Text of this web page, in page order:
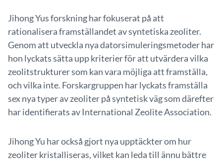
Jihong Yus forskning har fokuserat på att
rationalisera framställandet av syntetiska zeoliter.
Genom att utveckla nya datorsimuleringsmetoder har
hon lyckats sätta upp kriterier för att utvärdera vilka
zeolitstrukturer som kan vara möjliga att framställa,
och vilka inte. Forskargruppen har lyckats framställa
sex nya typer av zeoliter på syntetisk väg som därefter
har identifierats av International Zeolite Association.
Jihong Yu har också gjort nya upptäckter om hur
zeoliter kristalliseras, vilket kan leda till ännu bättre